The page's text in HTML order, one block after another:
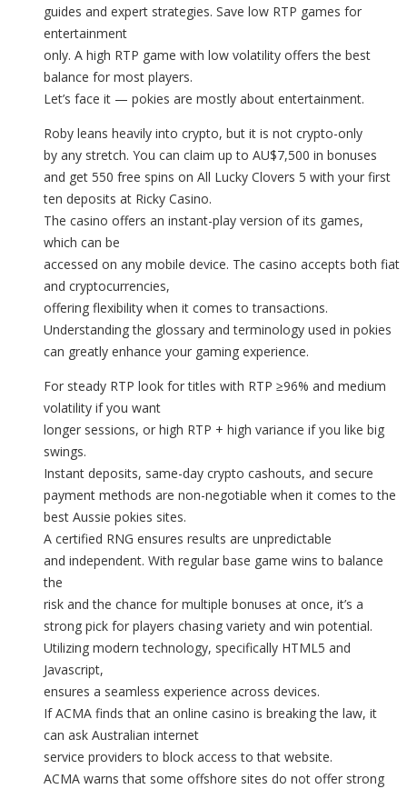
guides and expert strategies. Save low RTP games for
entertainment
only. A high RTP game with low volatility offers the best
balance for most players.
Let’s face it — pokies are mostly about entertainment.
Roby leans heavily into crypto, but it is not crypto-only
by any stretch. You can claim up to AU$7,500 in bonuses
and get 550 free spins on All Lucky Clovers 5 with your first
ten deposits at Ricky Casino.
The casino offers an instant-play version of its games,
which can be
accessed on any mobile device. The casino accepts both fiat
and cryptocurrencies,
offering flexibility when it comes to transactions.
Understanding the glossary and terminology used in pokies
can greatly enhance your gaming experience.
For steady RTP look for titles with RTP ≥96% and medium
volatility if you want
longer sessions, or high RTP + high variance if you like big
swings.
Instant deposits, same-day crypto cashouts, and secure
payment methods are non-negotiable when it comes to the
best Aussie pokies sites.
A certified RNG ensures results are unpredictable
and independent. With regular base game wins to balance
the
risk and the chance for multiple bonuses at once, it’s a
strong pick for players chasing variety and win potential.
Utilizing modern technology, specifically HTML5 and
Javascript,
ensures a seamless experience across devices.
If ACMA finds that an online casino is breaking the law, it
can ask Australian internet
service providers to block access to that website.
ACMA warns that some offshore sites do not offer strong